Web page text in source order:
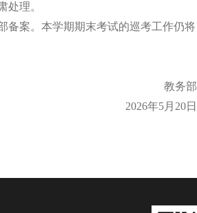
处理。
备案。本学期期末考试的巡考工作仍将
教务部
2026年5月20日